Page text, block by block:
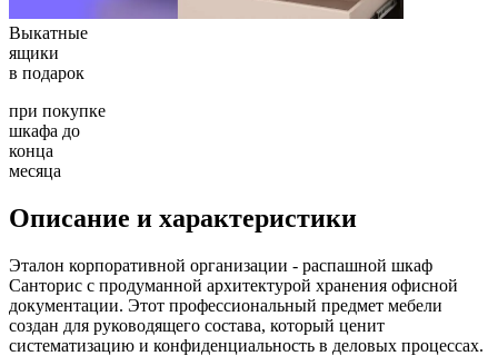
Выкатные
ящики
в подарок
при покупке
шкафа до
конца
месяца
Описание и характеристики
Эталон корпоративной организации - распашной шкаф
Санторис с продуманной архитектурой хранения офисной
документации. Этот профессиональный предмет мебели
создан для руководящего состава, который ценит
систематизацию и конфиденциальность в деловых процессах.